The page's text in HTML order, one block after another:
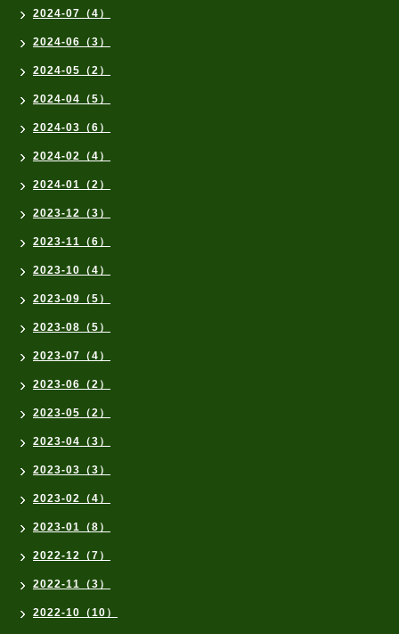
2024-07（4）
2024-06（3）
2024-05（2）
2024-04（5）
2024-03（6）
2024-02（4）
2024-01（2）
2023-12（3）
2023-11（6）
2023-10（4）
2023-09（5）
2023-08（5）
2023-07（4）
2023-06（2）
2023-05（2）
2023-04（3）
2023-03（3）
2023-02（4）
2023-01（8）
2022-12（7）
2022-11（3）
2022-10（10）